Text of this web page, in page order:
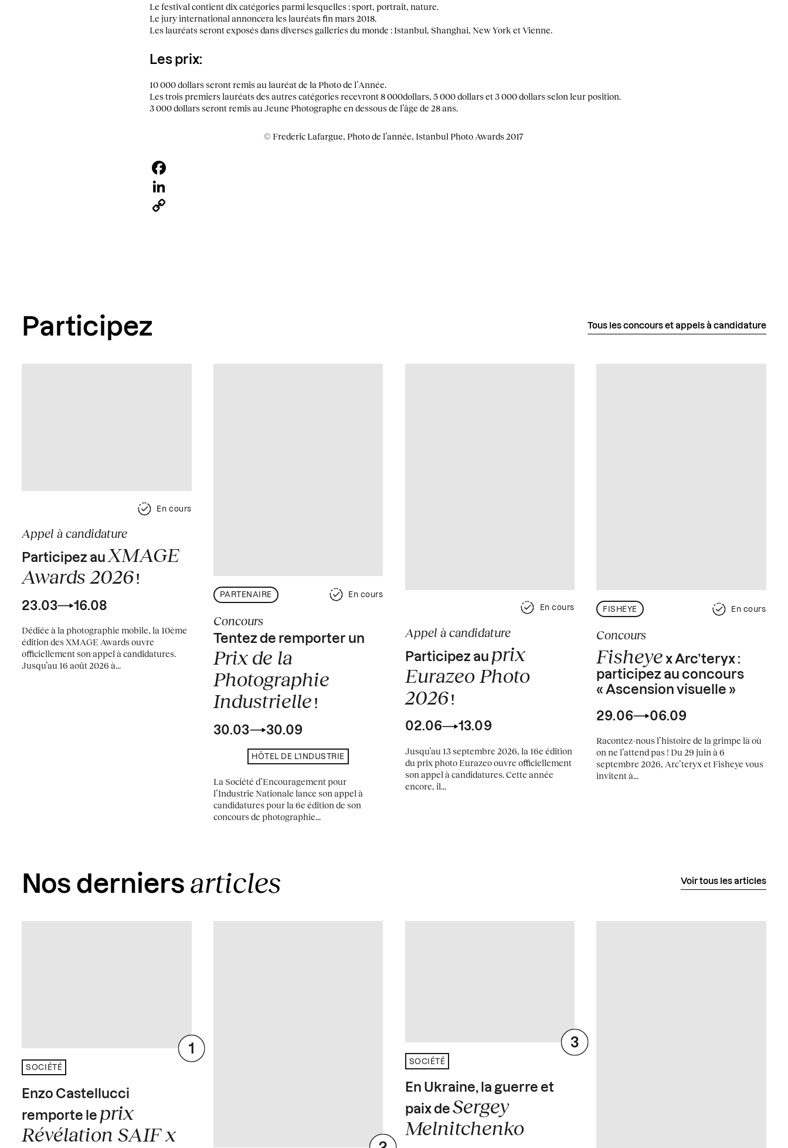
Le festival contient dix catégories parmi lesquelles : sport, portrait, nature.
Le jury international annoncera les lauréats fin mars 2018.
Les lauréats seront exposés dans diverses galleries du monde : Istanbul, Shanghai, New York et Vienne.
Les prix:
10 000 dollars seront remis au lauréat de la Photo de l’Année.
Les trois premiers lauréats des autres catégories recevront 8 000dollars, 5 000 dollars et 3 000 dollars selon leur position.
3 000 dollars seront remis au Jeune Photographe en dessous de l’âge de 28 ans.
© Frederic Lafargue, Photo de l’année, Istanbul Photo Awards 2017
Facebook
LinkedIn
Participez Tous les concours et appels à candidature
En cours
Appel à candidature
Participez au XMAGE
Awards 2026 !
23.03 16.08
Dédiée à la photographie mobile, la 10ème
édition des XMAGE Awards ouvre
officiellement son appel à candidatures.
Jusqu’au 16 août 2026 à...
PARTENAIRE En cours
Concours
Tentez de remporter un
Prix de la
Photographie
Industrielle !
30.03 30.09
HÔTEL DE L'INDUSTRIE
La Société d’Encouragement pour
l’Industrie Nationale lance son appel à
candidatures pour la 6e édition de son
concours de photographie...
En cours
Appel à candidature
Participez au prix
Eurazeo Photo
2026 !
02.06 13.09
Jusqu’au 13 septembre 2026, la 16e édition
du prix photo Eurazeo ouvre officiellement
son appel à candidatures. Cette année
encore, il...
FISHEYE En cours
Concours
Fisheye x Arc’teryx :
participez au concours
« Ascension visuelle »
29.06 06.09
Racontez-nous l’histoire de la grimpe là où
on ne l’attend pas ! Du 29 juin à 6
septembre 2026, Arc’teryx et Fisheye vous
invitent à...
Nos derniers articles Voir tous les articles
SOCIÉTÉ
Enzo Castellucci
remporte le prix
Révélation SAIF x
SOCIÉTÉ
En Ukraine, la guerre et
paix de Sergey
Melnitchenko